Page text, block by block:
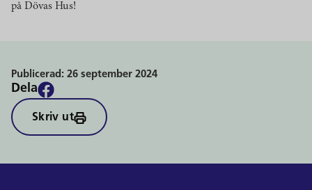
på Dövas Hus!
Publicerad: 26 september 2024
Dela
Skriv ut